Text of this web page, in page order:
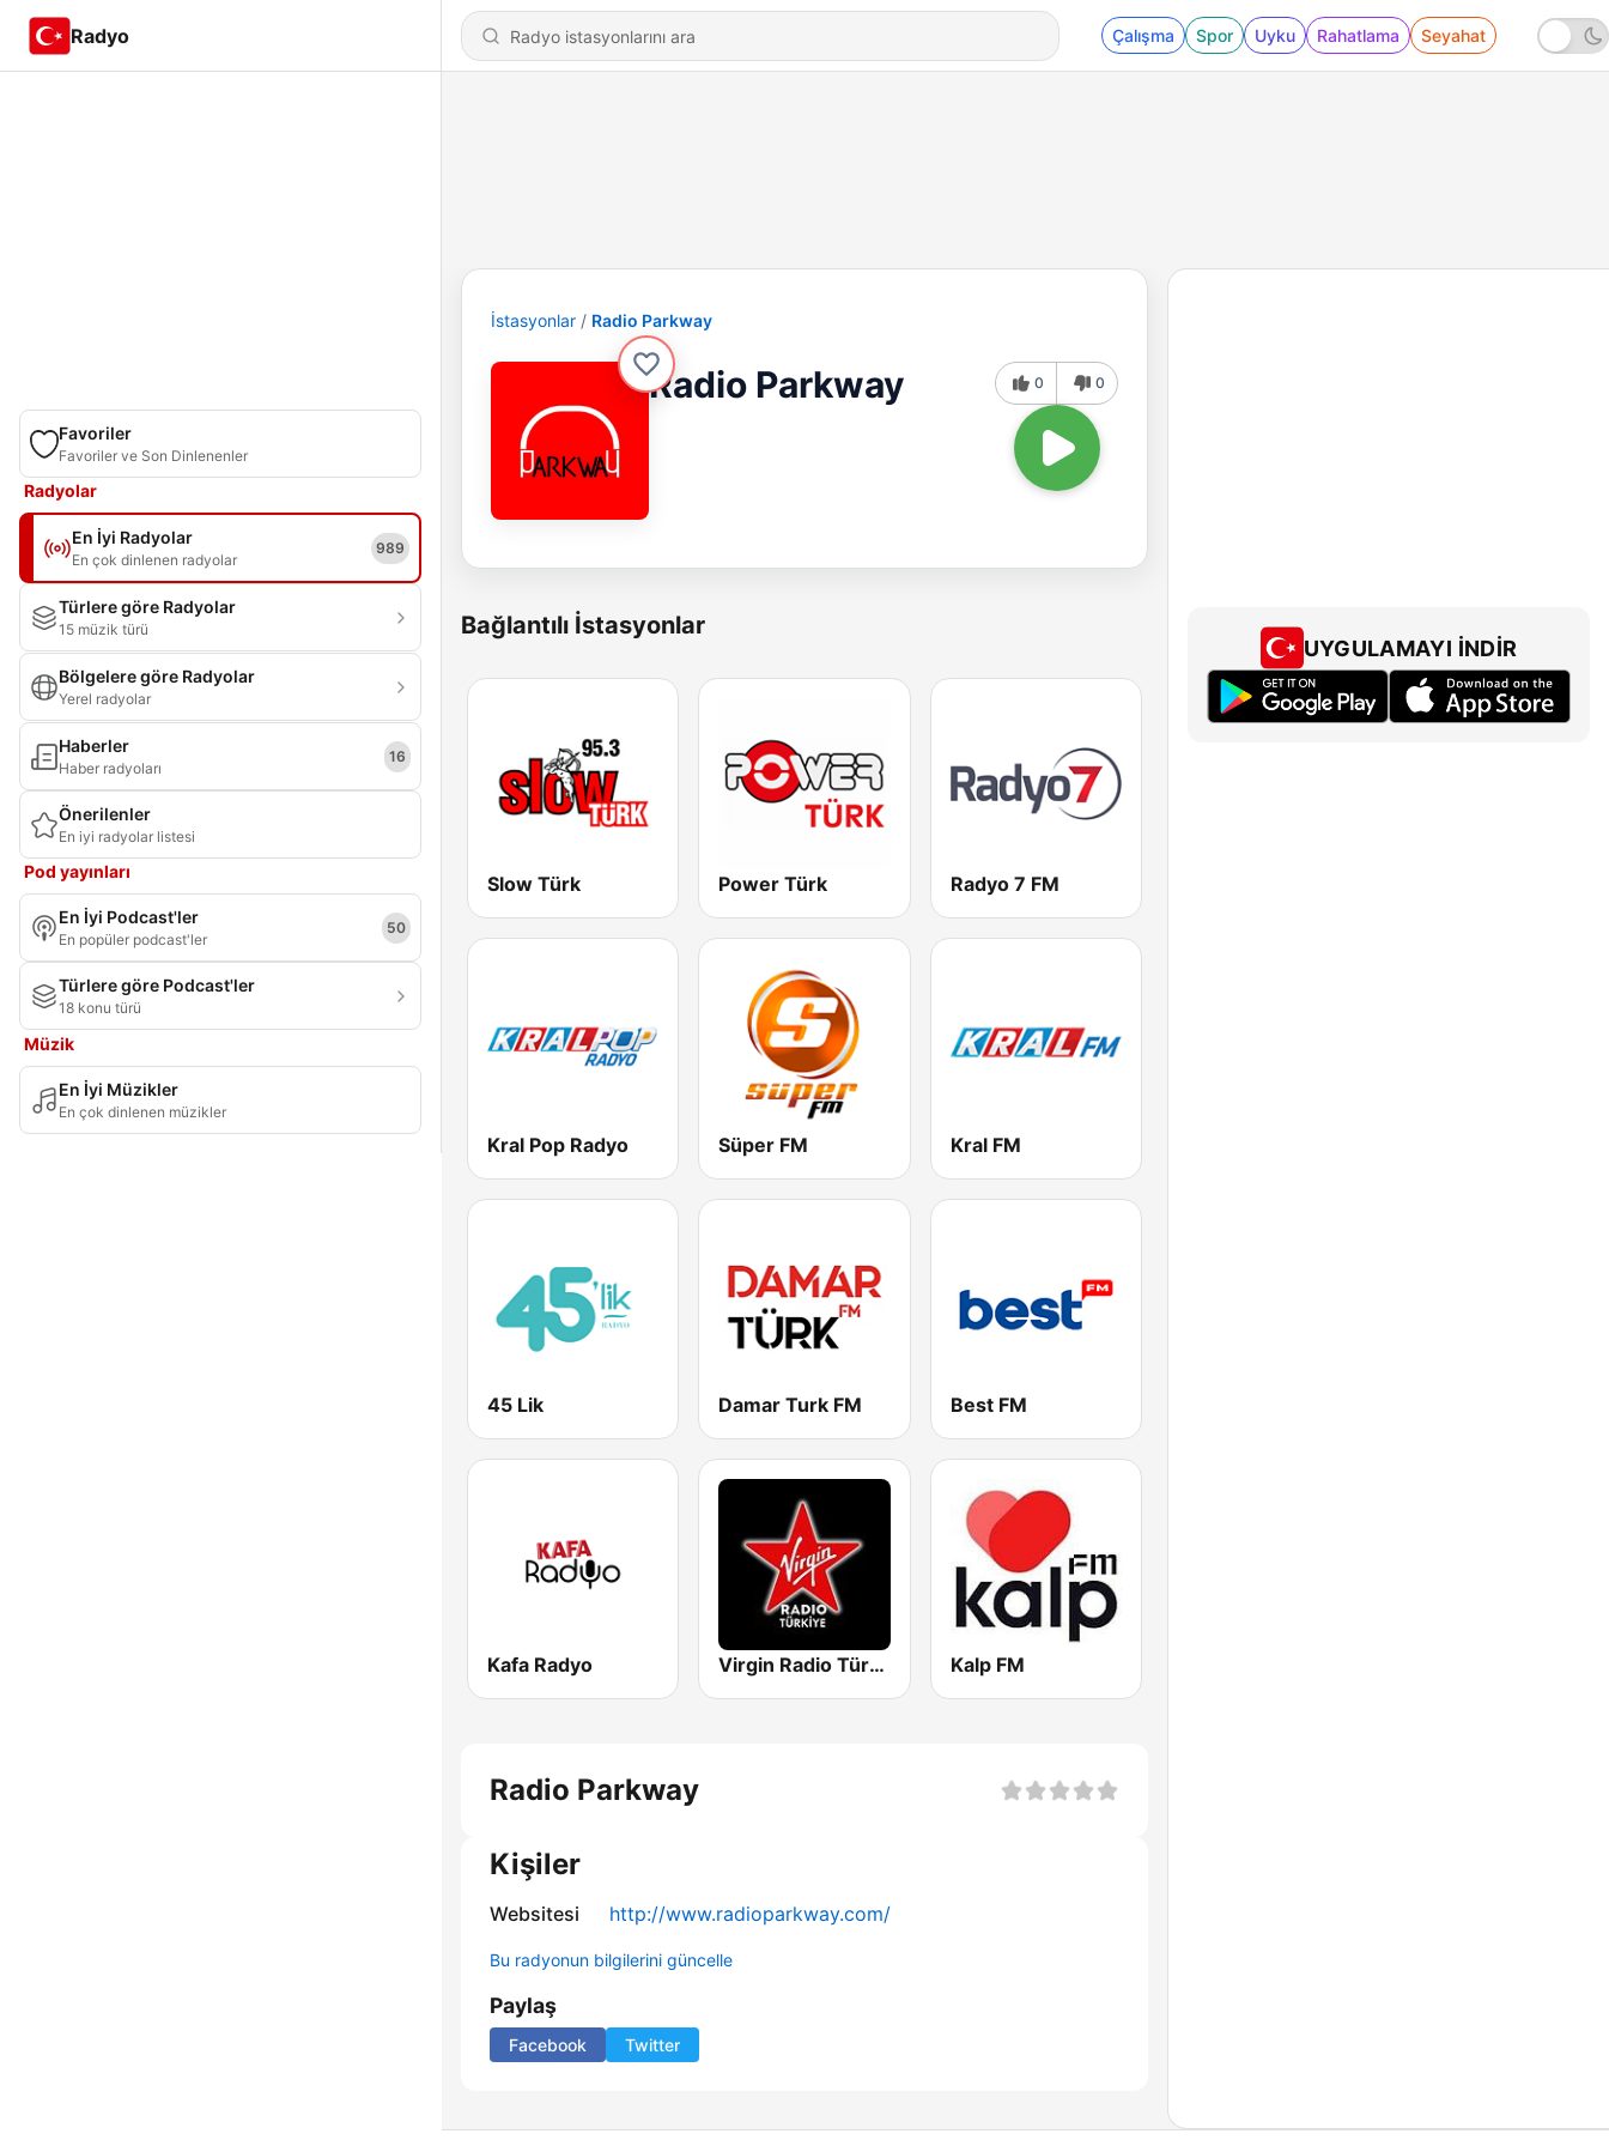
Radyo Çalışma Spor Uyku Rahatlama Seyahat
Favoriler
Favoriler ve Son Dinlenenler
Radyolar
En İyi Radyolar
En çok dinlenen radyolar
989
Türlere göre Radyolar
15 müzik türü
Bölgelere göre Radyolar
Yerel radyolar
Haberler
Haber radyoları
16
Önerilenler
En iyi radyolar listesi
Pod yayınları
En İyi Podcast'ler
En popüler podcast'ler
50
Türlere göre Podcast'ler
18 konu türü
Müzik
En İyi Müzikler
En çok dinlenen müzikler
İstasyonlar Radio Parkway
Radio Parkway 0 0
Bağlantılı İstasyonlar
Slow Türk Power Türk Radyo 7 FM
Kral Pop Radyo Süper FM Kral FM
45 Lik Damar Turk FM Best FM
Kafa Radyo Virgin Radio Türkiye Kalp FM
Radio Parkway
Kişiler
Websitesi http://www.radioparkway.com/
Bu radyonun bilgilerini güncelle
Paylaş
Facebook Twitter
UYGULAMAYI İNDIR